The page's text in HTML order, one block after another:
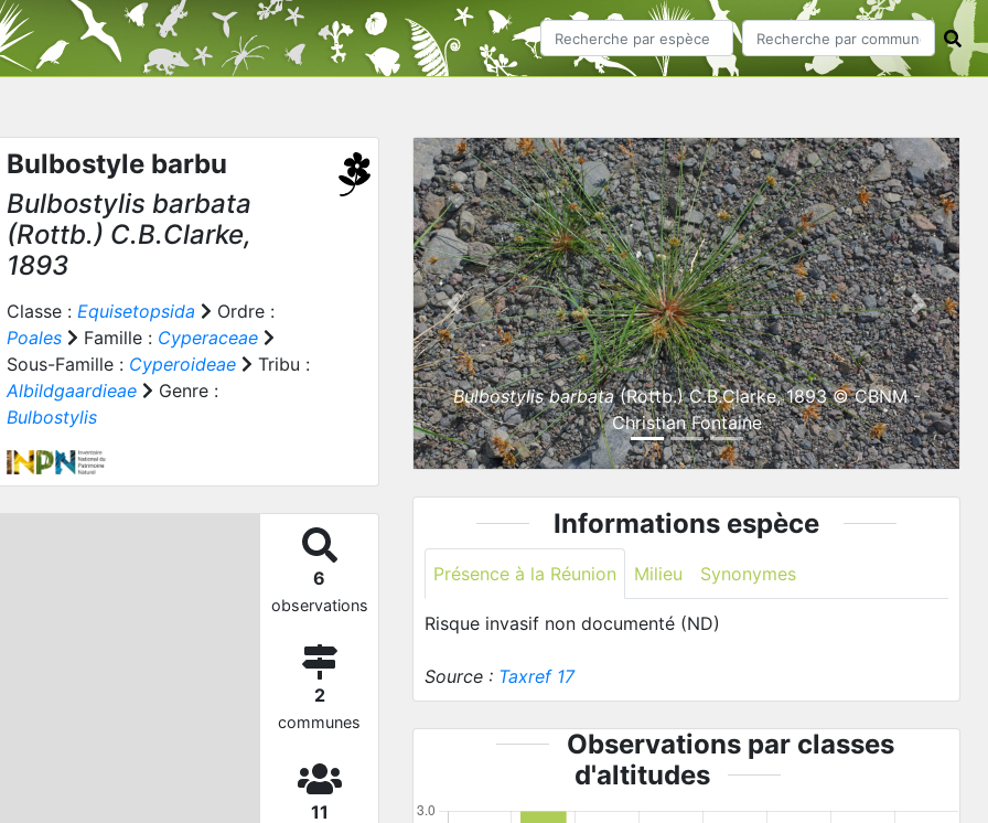
Bulbostyle barbu
Bulbostylis barbata
(Rottb.) C.B.Clarke,
1893
Classe : Equisetopsida
Ordre :
Poales
Famille : Cyperaceae
Sous-Famille : Cyperoideae
Tribu :
Albildgaardieae
Genre :
Bulbostylis
6
observations
2
communes
11
Bulbostylis barbata(Rottb.) C.B.Clarke, 1893 © CBNM -
Christian Fontaine
Previous Next
Informations espèce
Présence à la Réunion Milieu Synonymes
Risque invasif non documenté (ND)
Source : Taxref 17
Observations par classes
d'altitudes